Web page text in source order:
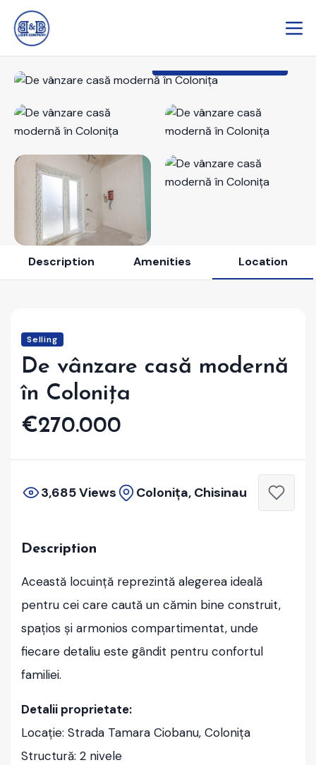
View All Photos (17)
Description Amenities Location
Selling
De vânzare casă modernă
în Colonița
€270.000
3,685 Views Colonița, Chisinau
Description
Această locuință reprezintă alegerea ideală
pentru cei care caută un cămin bine construit,
spațios și armonios compartimentat, unde
fiecare detaliu este gândit pentru confortul
familiei.
Detalii proprietate:
Locație: Strada Tamara Ciobanu, Colonița
Structură: 2 nivele